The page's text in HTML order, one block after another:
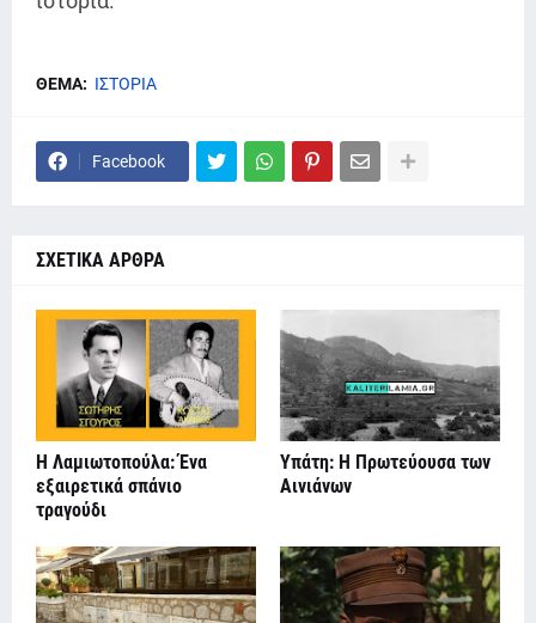
ΘΕΜΑ: ΙΣΤΟΡΙΑ
Facebook
ΣΧΕΤΙΚΑ ΑΡΘΡΑ
Η Λαμιωτοπούλα: Ένα
εξαιρετικά σπάνιο
τραγούδι
Υπάτη: Η Πρωτεύουσα των
Αινιάνων